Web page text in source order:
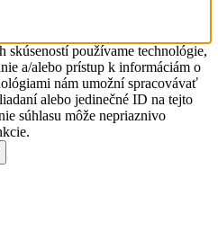
skúseností používame technológie,
a/alebo prístup k informáciám o
nám umožní spracovávať
alebo jedinečné ID na tejto
súhlasu môže nepriaznivo